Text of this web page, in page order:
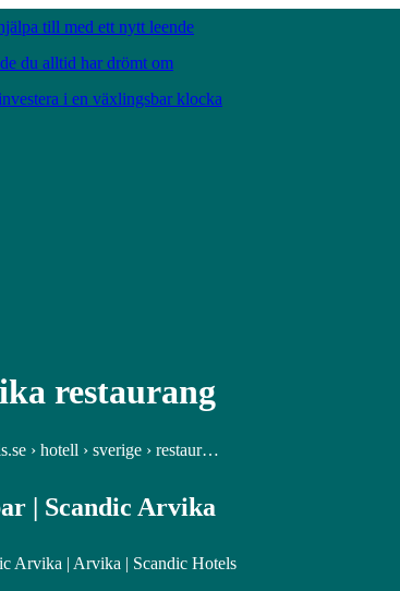
till med ett nytt leende
du alltid har drömt om
i en växlingsbar klocka
restaurang
› hotell › sverige › restaur…
| Scandic Arvika
Arvika | Arvika | Scandic Hotels